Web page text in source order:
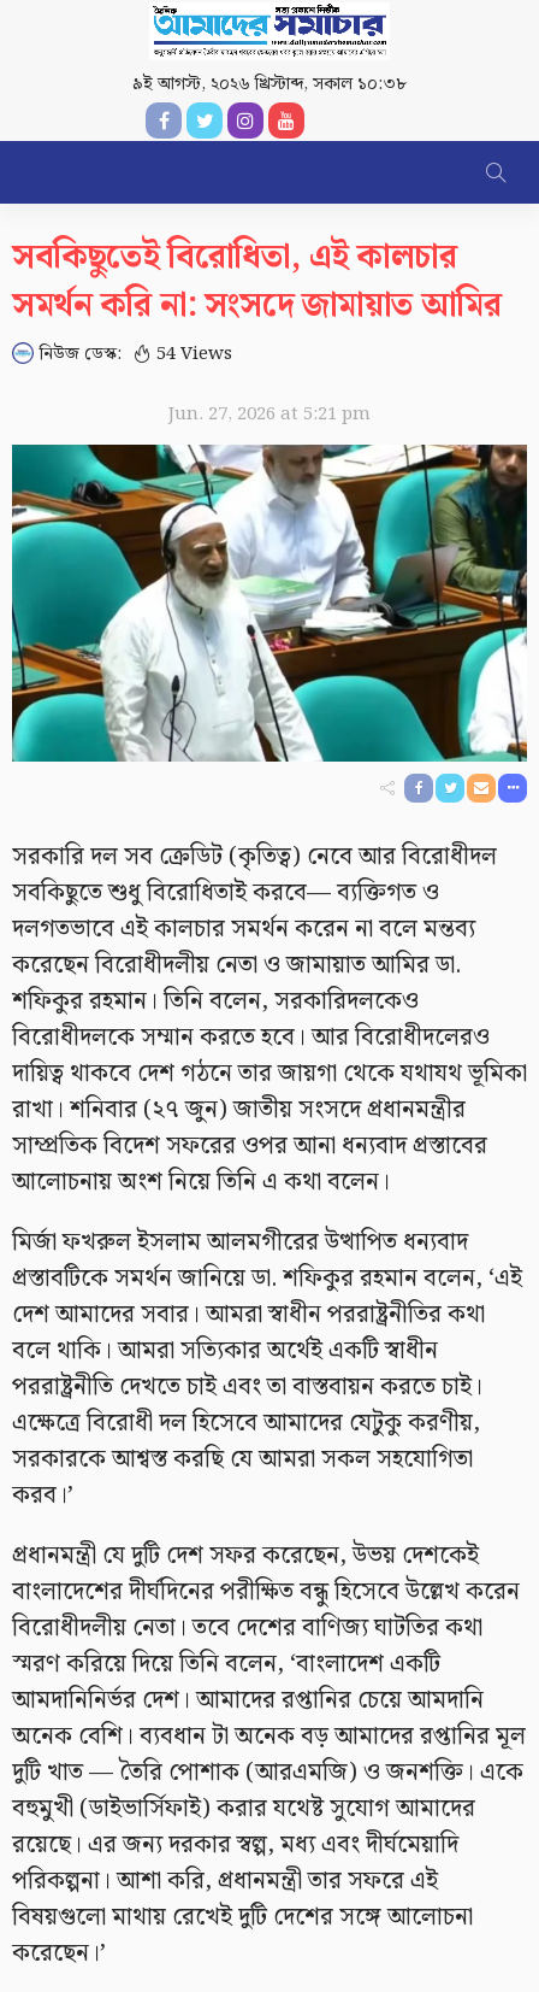
৯ই আগস্ট, ২০২৬ খ্রিস্টাব্দ,সকাল ১০:৩৮
সবকিছুতেই বিরোধিতা, এই কালচার
সমর্থন করি না: সংসদে জামায়াত আমির
নিউজ ডেস্ক: 54 Views
Jun. 27, 2026 at 5:21 pm
সরকারি দল সব ক্রেডিট (কৃতিত্ব) নেবে আর বিরোধীদল
সবকিছুতে শুধু বিরোধিতাই করবে— ব্যক্তিগত ও
দলগতভাবে এই কালচার সমর্থন করেন না বলে মন্তব্য
করেছেন বিরোধীদলীয় নেতা ও জামায়াত আমির ডা.
শফিকুর রহমান। তিনি বলেন, সরকারিদলকেও
বিরোধীদলকে সম্মান করতে হবে। আর বিরোধীদলেরও
দায়িত্ব থাকবে দেশ গঠনে তার জায়গা থেকে যথাযথ ভূমিকা
রাখা। শনিবার (২৭ জুন) জাতীয় সংসদে প্রধানমন্ত্রীর
সাম্প্রতিক বিদেশ সফরের ওপর আনা ধন্যবাদ প্রস্তাবের
আলোচনায় অংশ নিয়ে তিনি এ কথা বলেন।
মির্জা ফখরুল ইসলাম আলমগীরের উত্থাপিত ধন্যবাদ
প্রস্তাবটিকে সমর্থন জানিয়ে ডা. শফিকুর রহমান বলেন, ‘এই
দেশ আমাদের সবার। আমরা স্বাধীন পররাষ্ট্রনীতির কথা
বলে থাকি। আমরা সত্যিকার অর্থেই একটি স্বাধীন
পররাষ্ট্রনীতি দেখতে চাই এবং তা বাস্তবায়ন করতে চাই।
এক্ষেত্রে বিরোধী দল হিসেবে আমাদের যেটুকু করণীয়,
সরকারকে আশ্বস্ত করছি যে আমরা সকল সহযোগিতা
করব।’
প্রধানমন্ত্রী যে দুটি দেশ সফর করেছেন, উভয় দেশকেই
বাংলাদেশের দীর্ঘদিনের পরীক্ষিত বন্ধু হিসেবে উল্লেখ করেন
বিরোধীদলীয় নেতা। তবে দেশের বাণিজ্য ঘাটতির কথা
স্মরণ করিয়ে দিয়ে তিনি বলেন, ‘বাংলাদেশ একটি
আমদানিনির্ভর দেশ। আমাদের রপ্তানির চেয়ে আমদানি
অনেক বেশি। ব্যবধান টা অনেক বড় আমাদের রপ্তানির মূল
দুটি খাত — তৈরি পোশাক (আরএমজি) ও জনশক্তি। একে
বহুমুখী (ডাইভার্সিফাই) করার যথেষ্ট সুযোগ আমাদের
রয়েছে। এর জন্য দরকার স্বল্প, মধ্য এবং দীর্ঘমেয়াদি
পরিকল্পনা। আশা করি, প্রধানমন্ত্রী তার সফরে এই
বিষয়গুলো মাথায় রেখেই দুটি দেশের সঙ্গে আলোচনা
করেছেন।’